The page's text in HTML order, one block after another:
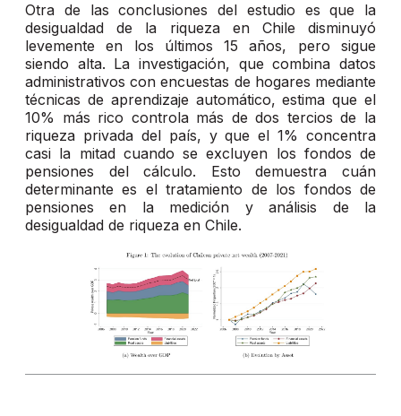
Otra de las conclusiones del estudio es que la
desigualdad de la riqueza en Chile disminuyó
levemente en los últimos 15 años, pero sigue
siendo alta. La investigación, que combina datos
administrativos con encuestas de hogares mediante
técnicas de aprendizaje automático, estima que el
10% más rico controla más de dos tercios de la
riqueza privada del país, y que el 1% concentra
casi la mitad cuando se excluyen los fondos de
pensiones del cálculo. Esto demuestra cuán
determinante es el tratamiento de los fondos de
pensiones en la medición y análisis de la
desigualdad de riqueza en Chile.